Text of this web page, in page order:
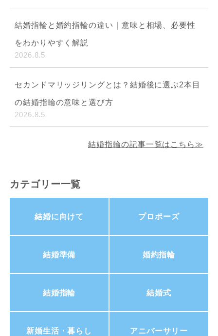
結婚指輪と婚約指輪の違い｜意味と相場、必要性
をわかりやすく解説
2026.8.5
セカンドマリッジリングとは？結婚後に選ぶ2本目
の結婚指輪の意味と選び方
2026.8.5
結婚指輪の記事一覧はこちら≫
カテゴリー一覧
結婚に向けて プロポーズ
結婚準備 婚約指輪
結婚指輪 結婚式
新婚生活・暮らし アニバーサリー